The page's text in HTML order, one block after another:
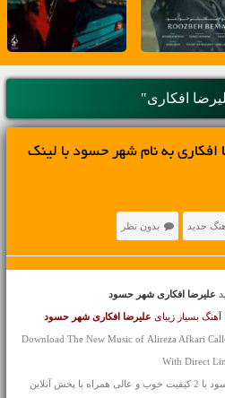
افکاری"
به نام شهر حسود با لینک
جدید بدون نظر
علیرضا افکاری شهر حسود
بسیار زیبای علیرضا افکاری شهر حسود
Download The New Music of Alireza Afkari
With Direct
دانلود اهنگ علیرضا افکاری شهر حسود با 2 کیفیت خوب و عالی همراه با پخش آنلاین